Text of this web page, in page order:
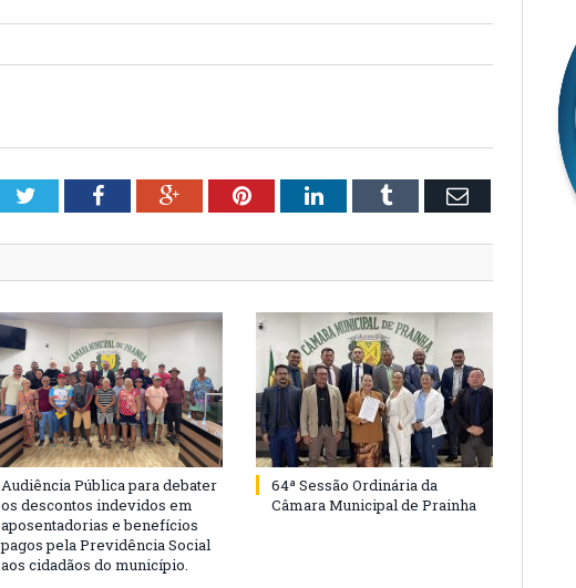
TwitterFacebookGoogle+PinterestLinkedInTumblr Email
Audiência Pública para debater
os descontos indevidos em
aposentadorias e benefícios
pagos pela Previdência Social
aos cidadãos do município.
64ª Sessão Ordinária da
Câmara Municipal de Prainha